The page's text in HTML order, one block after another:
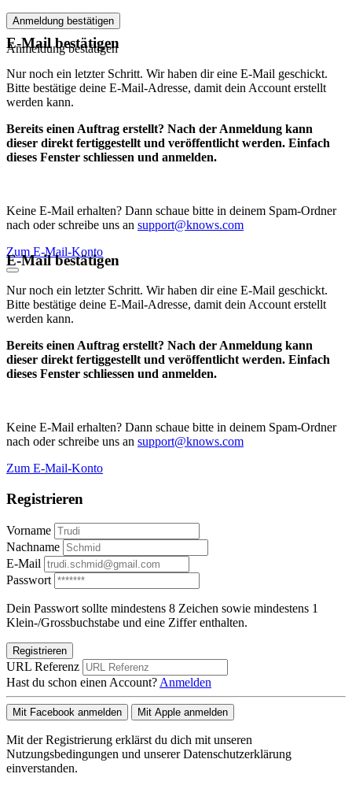
Anmeldung bestätigen
Anmeldung bestätigen
E-Mail bestätigen
Nur noch ein letzter Schritt. Wir haben dir eine E-Mail geschickt.
Bitte bestätige deine E-Mail-Adresse, damit dein Account erstellt
werden kann.
Bereits einen Auftrag erstellt? Nach der Anmeldung kann
dieser direkt fertiggestellt und veröffentlicht werden. Einfach
dieses Fenster schliessen und anmelden.
Keine E-Mail erhalten? Dann schaue bitte in deinem Spam-Ordner
nach oder schreibe uns an support@knows.com
Zum E-Mail-Konto
E-Mail bestätigen
Nur noch ein letzter Schritt. Wir haben dir eine E-Mail geschickt.
Bitte bestätige deine E-Mail-Adresse, damit dein Account erstellt
werden kann.
Bereits einen Auftrag erstellt? Nach der Anmeldung kann
dieser direkt fertiggestellt und veröffentlicht werden. Einfach
dieses Fenster schliessen und anmelden.
Keine E-Mail erhalten? Dann schaue bitte in deinem Spam-Ordner
nach oder schreibe uns an support@knows.com
Zum E-Mail-Konto
Registrieren
Vorname
Nachname
E-Mail
Passwort
Dein Passwort sollte mindestens 8 Zeichen sowie mindestens 1
Klein-/Grossbuchstabe und eine Ziffer enthalten.
Registrieren
URL Referenz
Hast du schon einen Account? Anmelden
Mit Facebook anmelden Mit Apple anmelden
Mit der Registrierung erklärst du dich mit unseren
Nutzungsbedingungen und unserer Datenschutzerklärung
einverstanden.